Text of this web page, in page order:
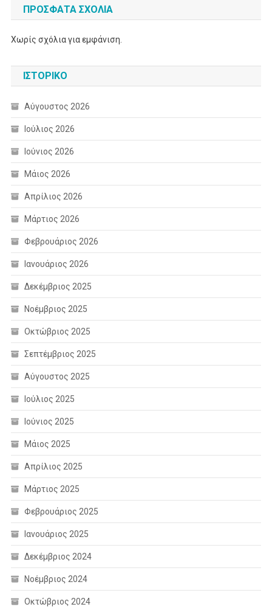
ΠΡΌΣΦΑΤΑ ΣΧΌΛΙΑ
Χωρίς σχόλια για εμφάνιση.
ΙΣΤΟΡΙΚΌ
Αύγουστος 2026
Ιούλιος 2026
Ιούνιος 2026
Μάιος 2026
Απρίλιος 2026
Μάρτιος 2026
Φεβρουάριος 2026
Ιανουάριος 2026
Δεκέμβριος 2025
Νοέμβριος 2025
Οκτώβριος 2025
Σεπτέμβριος 2025
Αύγουστος 2025
Ιούλιος 2025
Ιούνιος 2025
Μάιος 2025
Απρίλιος 2025
Μάρτιος 2025
Φεβρουάριος 2025
Ιανουάριος 2025
Δεκέμβριος 2024
Νοέμβριος 2024
Οκτώβριος 2024